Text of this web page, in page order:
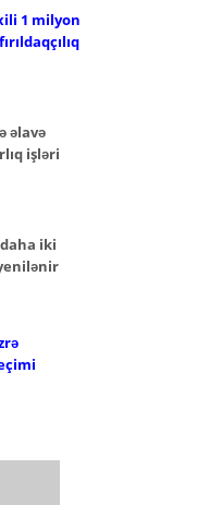
1 milyon
əlavə
işləri
iki